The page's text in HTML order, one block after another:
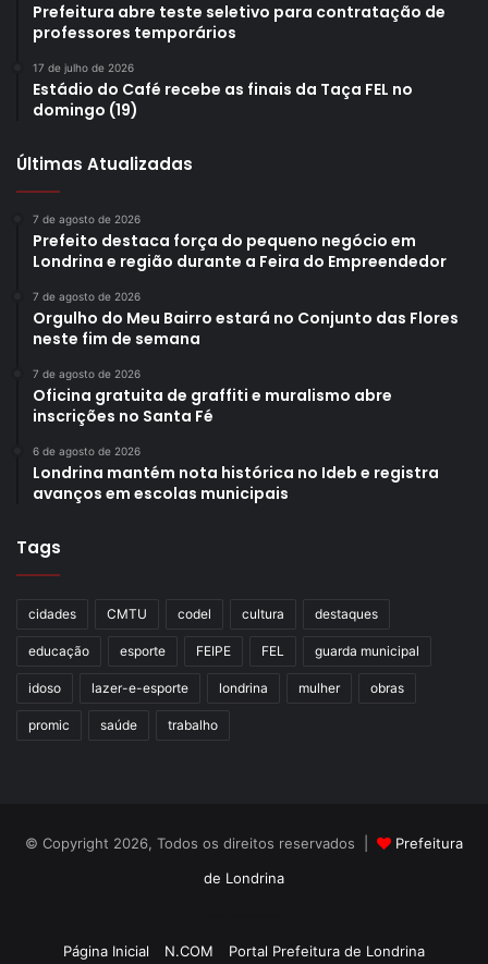
Prefeitura abre teste seletivo para contratação de
professores temporários
17 de julho de 2026
Estádio do Café recebe as finais da Taça FEL no
domingo (19)
Últimas Atualizadas
7 de agosto de 2026
Prefeito destaca força do pequeno negócio em
Londrina e região durante a Feira do Empreendedor
7 de agosto de 2026
Orgulho do Meu Bairro estará no Conjunto das Flores
neste fim de semana
7 de agosto de 2026
Oficina gratuita de graffiti e muralismo abre
inscrições no Santa Fé
6 de agosto de 2026
Londrina mantém nota histórica no Ideb e registra
avanços em escolas municipais
Tags
cidades CMTU codel cultura destaques
educação esporte FEIPE FEL guarda municipal
idoso lazer-e-esporte londrina mulher obras
promic saúde trabalho
© Copyright 2026, Todos os direitos reservados |
Prefeitura
de Londrina
Página Inicial N.COM Portal Prefeitura de Londrina